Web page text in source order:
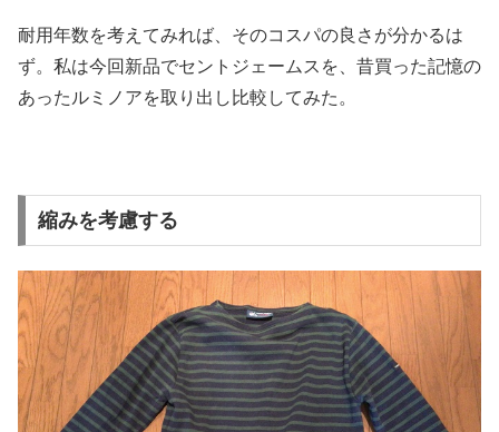
耐用年数を考えてみれば、そのコスパの良さが分かるは
ず。 私は今回新品でセントジェームスを、 昔買った記憶の
あったルミノアを取り出し比較してみた。
縮みを考慮する